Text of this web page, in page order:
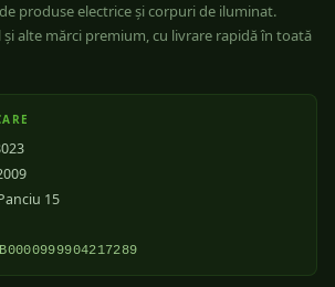
produse electrice și corpuri de iluminat.
și alte mărci premium, cu livrare rapidă în toată
15